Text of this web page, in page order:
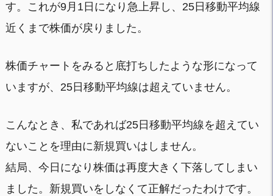
す。これが9月1日になり急上昇し、25日移動平均線
近くまで株価が戻りました。
株価チャートをみると底打ちしたような形になって
いますが、25日移動平均線は超えていません。
こんなとき、私であれば25日移動平均線を超えてい
ないことを理由に新規買いはしません。
結局、今日になり株価は再度大きく下落してしまい
ました。新規買いをしなくて正解だったわけです。